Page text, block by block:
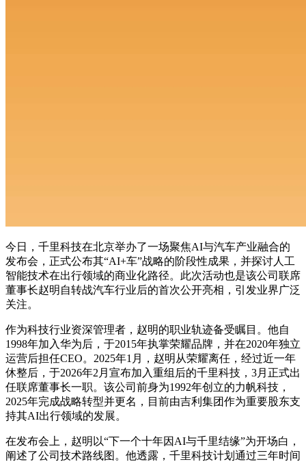
今日，千里科技在北京举办了一场聚焦AI与汽车产业融合的
发布会，正式公布其“AI+车”战略的阶段性成果，并探讨人工
智能技术在出行领域的商业化路径。此次活动也是该公司联席
董事长赵明自转战汽车行业后的首次公开亮相，引发业界广泛
关注。
作为科技行业资深管理者，赵明的职业轨迹备受瞩目。他自
1998年加入华为后，于2015年执掌荣耀品牌，并在2020年独立
运营后担任CEO。2025年1月，赵明从荣耀离任，经过近一年
休整后，于2026年2月宣布加入重组后的千里科技，3月正式出
任联席董事长一职。该公司前身为1992年创立的力帆科技，
2025年完成战略转型并更名，目前由吉利集团作为重要股东支
持其AI出行领域的发展。
在发布会上，赵明以“下一个十年因AI与千里结缘”为开场白，
阐述了公司技术路线图。他透露，千里科技计划通过三年时间